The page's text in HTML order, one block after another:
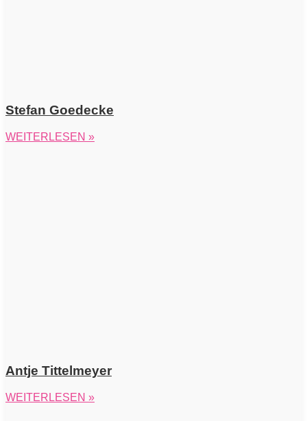
Stefan Goedecke
WEITERLESEN »
Antje Tittelmeyer
WEITERLESEN »